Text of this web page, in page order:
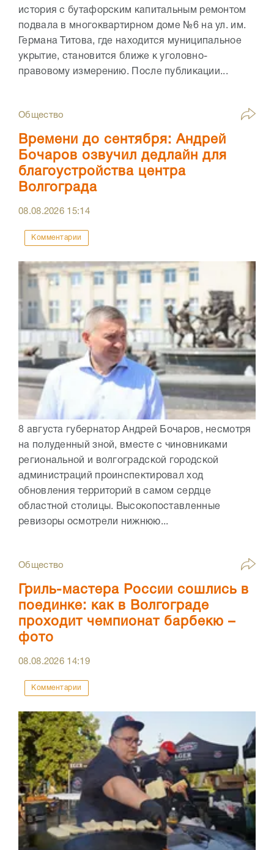
история с бутафорским капитальным ремонтом
подвала в многоквартирном доме №6 на ул. им.
Германа Титова, где находится муниципальное
укрытие, становится ближе к уголовно-
правовому измерению. После публикации...
Общество
Времени до сентября: Андрей
Бочаров озвучил дедлайн для
благоустройства центра
Волгограда
08.08.2026 15:14
Комментарии
8 августа губернатор Андрей Бочаров, несмотря
на полуденный зной, вместе с чиновниками
региональной и волгоградской городской
администраций проинспектировал ход
обновления территорий в самом сердце
областной столицы. Высокопоставленные
ревизоры осмотрели нижнюю...
Общество
Гриль-мастера России сошлись в
поединке: как в Волгограде
проходит чемпионат барбекю –
фото
08.08.2026 14:19
Комментарии